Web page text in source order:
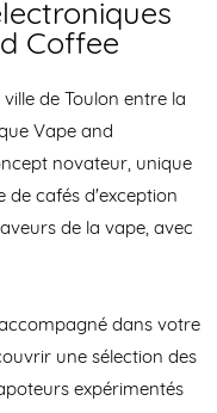
Coffee
de Toulon entre la
Vape and
novateur, unique
de cafés d'exception
de la vape, avec
dans votre
une sélection des
expérimentés